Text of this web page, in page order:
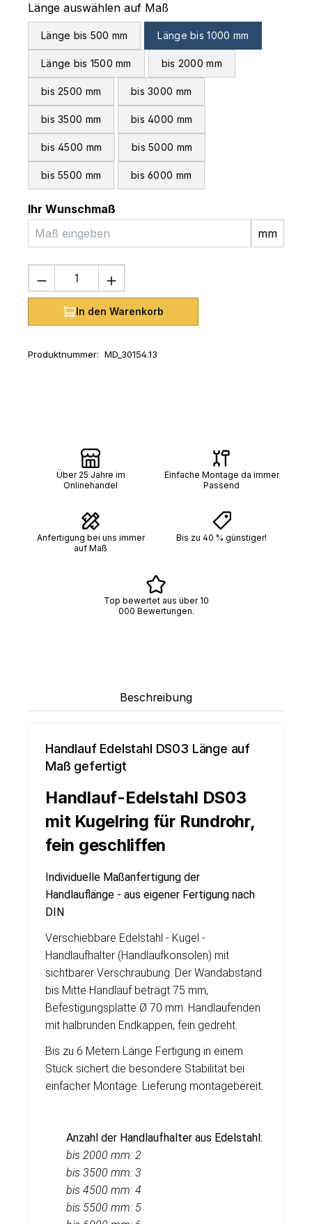
Länge auswählen auf Maß
Länge bis 500 mm Länge bis 1000 mm
Länge bis 1500 mm bis 2000 mm
bis 2500 mm bis 3000 mm
bis 3500 mm bis 4000 mm
bis 4500 mm bis 5000 mm
bis 5500 mm bis 6000 mm
Ihr Wunschmaß
mm
Produkt Anzahl: Gib den
In den Warenkorb
Produktnummer: MD_30154.13
Über 25 Jahre im
Onlinehandel
Einfache Montage da immer
Passend
Anfertigung bei uns immer
auf Maß
Bis zu 40 % günstiger!
Top bewertet aus über 10
000 Bewertungen.
Beschreibung
Handlauf Edelstahl DS03 Länge auf
Maß gefertigt
Handlauf-Edelstahl DS03
mit Kugelring für Rundrohr,
fein geschliffen
Individuelle Maßanfertigung der
Handlauflänge - aus eigener Fertigung nach
DIN
Verschiebbare Edelstahl - Kugel -
Handlaufhalter (Handlaufkonsolen) mit
sichtbarer Verschraubung. Der Wandabstand
bis Mitte Handlauf beträgt 75 mm,
Befestigungsplatte Ø 70 mm. Handlaufenden
mit halbrunden Endkappen, fein gedreht.
Bis zu 6 Metern Länge Fertigung in einem
Stück sichert die besondere Stabilität bei
einfacher Montage. Lieferung montagebereit.
Anzahl der Handlaufhalter aus Edelstahl:
bis 2000 mm: 2
bis 3500 mm: 3
bis 4500 mm: 4
bis 5500 mm: 5